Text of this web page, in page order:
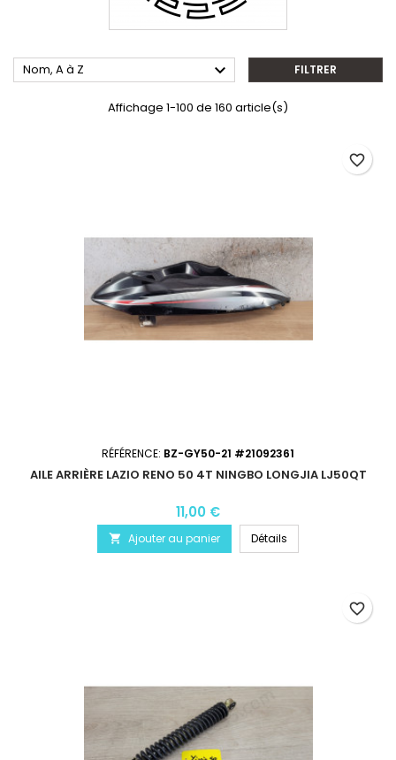
Nom, A à Z  FILTRER
Affichage 1-100 de 160 article(s)
RÉFÉRENCE: BZ-GY50-21 #21092361
AILE ARRIÈRE LAZIO RENO 50 4T NINGBO LONGJIA LJ50QT
11,00 €
 Ajouter au panier Détails
favorite_border
favorite_border